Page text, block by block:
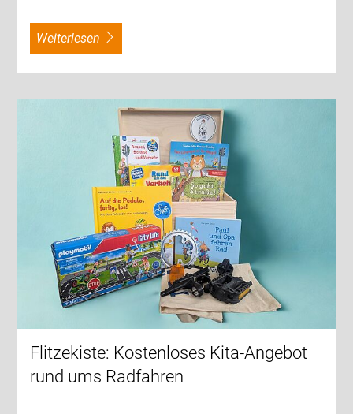
weiterlesen
Flitzekiste: Kostenloses Kita-Angebot
rund ums Radfahren